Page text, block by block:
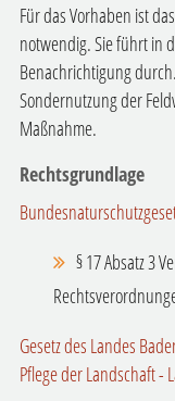
Für das Vorhaben ist
notwendig. Sie führt in
Benachrichtigung
Sondernutzung der
Maßnahme.
Rechtsgrundlage
§ 17 Absatz 3
Gesetz des Landes
Pflege der Landschaft - L